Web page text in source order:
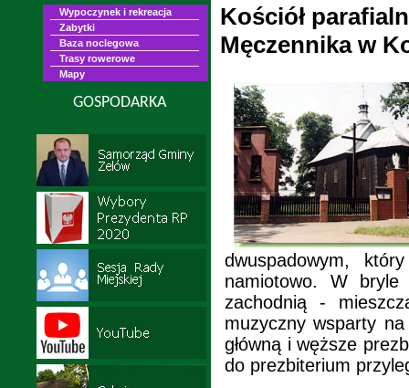
Wypoczynek i rekreacja
Zabytki
Baza noclegowa
Trasy rowerowe
Mapy
GOSPODARKA
Kościół
Męczennika w
dwuspadowym,
namiotowo. W bryle
zachodnią -
muzyczny wsparty
główną i węższe
do prezbiterium